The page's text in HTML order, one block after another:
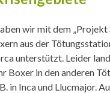
wir mit dem „Projekt
aus der
unterstützt. Leider
Boxer in den anderen
in Inca und Llucmajor.